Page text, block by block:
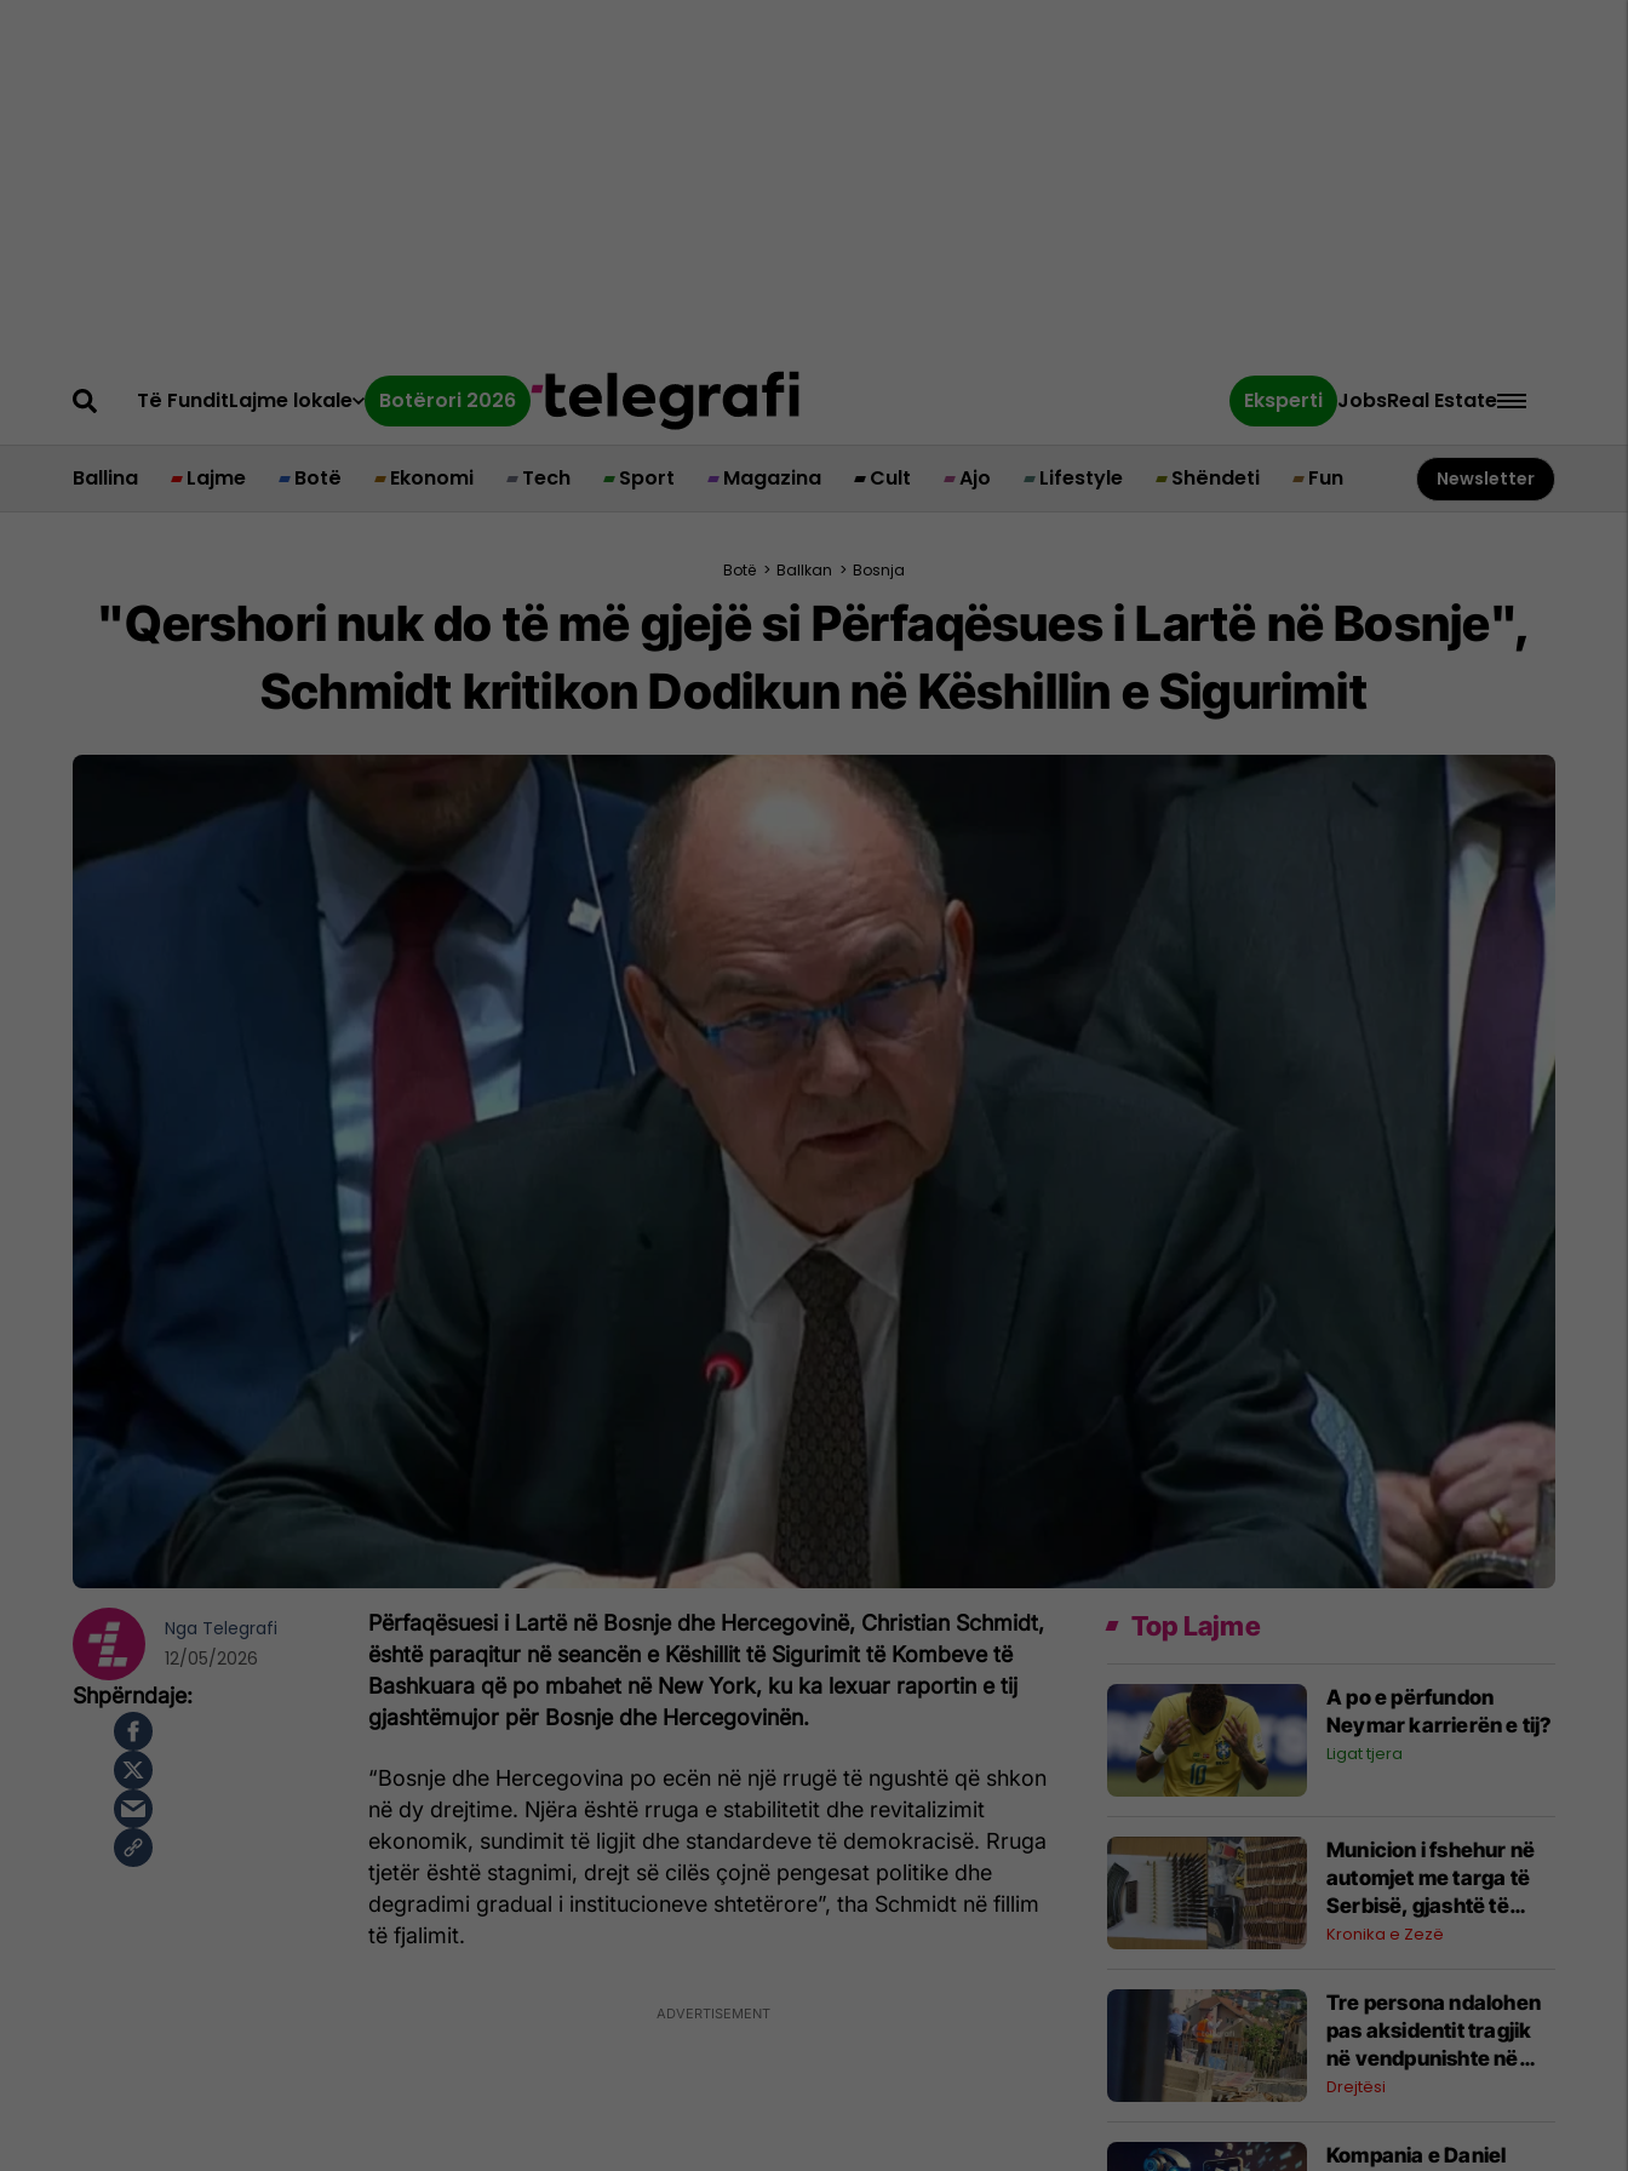
Të FunditLajme lokale Botërori 2026 Eksperti JobsReal Estate
Ballina Lajme Botë Ekonomi Tech Sport Magazina Cult Ajo Lifestyle Shëndeti Fun Newsletter
Botë > Ballkan > Bosnja
"Qershori nuk do të më gjejë si Përfaqësues i Lartë në Bosnje",
Schmidt kritikon Dodikun në Këshillin e Sigurimit
Përfaqësuesi i Lartë në Bosnje dhe Hercegovinë, Christian Schmidt,
është paraqitur në seancën e Këshillit të Sigurimit të Kombeve të
Bashkuara që po mbahet në New York, ku ka lexuar raportin e tij
gjashtëmujor për Bosnje dhe Hercegovinën.
“Bosnje dhe Hercegovina po ecën në një rrugë të ngushtë që shkon
në dy drejtime. Njëra është rruga e stabilitetit dhe revitalizimit
ekonomik, sundimit të ligjit dhe standardeve të demokracisë. Rruga
tjetër është stagnimi, drejt së cilës çojnë pengesat politike dhe
degradimi gradual i institucioneve shtetërore”, tha Schmidt në fillim
të fjalimit.
Nga Telegrafi
12/05/2026
Top Lajme
A po e përfundon
Neymar karrierën e tij?
Ligat tjera
Municion i fshehur në
automjet me targa të
Serbisë, gjashtë të
arrestuar në Prishtinë
Kronika e Zezë
Tre persona ndalohen
pas aksidentit tragjik
në vendpunishte në
Prishtinë, Prokuroria
Drejtësi
Kompania e Daniel